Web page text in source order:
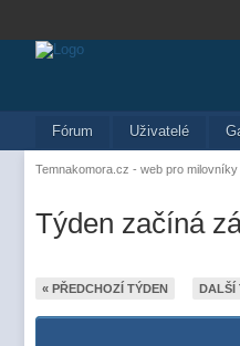
Fórum Uživatelé
Temnakomora.cz - web pro
Týden začíná
« PŘEDCHOZÍ TÝDEN DALŠÍ